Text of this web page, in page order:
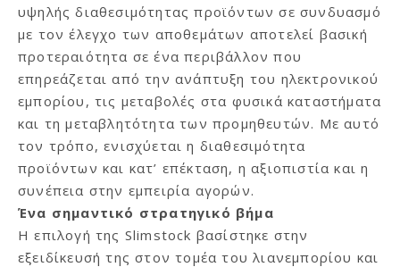
υψηλής διαθεσιμότητας προϊόντων σε συνδυασμό
με τον έλεγχο των αποθεμάτων αποτελεί βασική
προτεραιότητα σε ένα περιβάλλον που
επηρεάζεται από την ανάπτυξη του ηλεκτρονικού
εμπορίου, τις μεταβολές στα φυσικά καταστήματα
και τη μεταβλητότητα των προμηθευτών. Με αυτό
τον τρόπο, ενισχύεται η διαθεσιμότητα
προϊόντων και κατ’ επέκταση, η αξιοπιστία και η
συνέπεια στην εμπειρία αγορών.
Ένα σημαντικό στρατηγικό βήμα
Η επιλογή της Slimstock βασίστηκε στην
εξειδίκευσή της στον τομέα του λιανεμπορίου και